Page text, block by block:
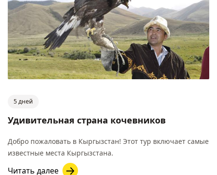
5 дней
Удивительная страна кочевников
Добро пожаловать в Кыргызстан! Этот тур включает самые
известные места Кыргызстана.
Читать далее